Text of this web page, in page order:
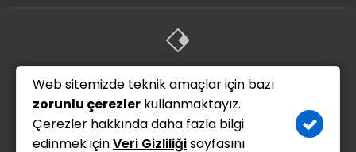
Kurumsal Grup Satınalma İhaleler
K-STAR
Tedarikçi Yönetim Sistemi
İletişim
Web sitemizde teknik amaçlar için bazı
zorunlu çerezler kullanmaktayız.
Çerezler hakkında daha fazla bilgi
edinmek içinVeri Gizliliğisayfasını